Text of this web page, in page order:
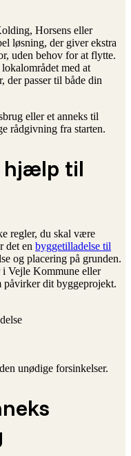
Horsens eller
løsning, der giver ekstra
uden behov for at flytte.
med at
der passer til både din
eller et anneks til
rådgivning fra starten.
hjælp til
regler, du skal være
det en byggetilladelse til
og placering på grunden.
i Vejle Kommune eller
påvirker dit byggeprojekt.
unødige forsinkelser.